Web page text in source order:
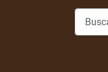
Buscar